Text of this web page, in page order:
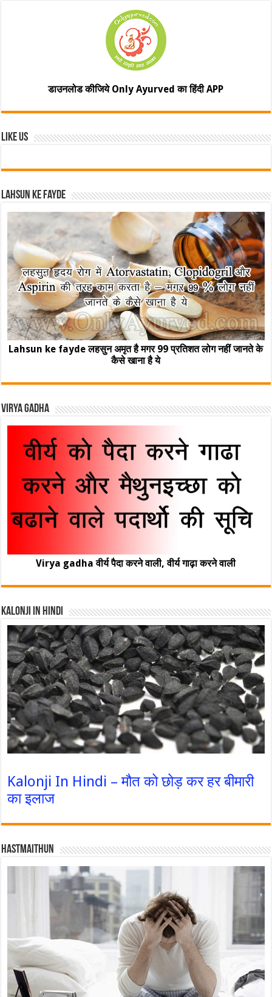
डाउनलोड कीजिये Only Ayurved का हिंदी APP
Like Us
Lahsun ke fayde
Lahsun ke fayde लहसुन अमृत है मगर 99 प्रतिशत लोग नहीं जानते के
कैसे खाना है ये
Virya Gadha
Virya gadha वीर्य पैदा करने वाली, वीर्य गाढ़ा करने वाली
Kalonji In Hindi
Kalonji In Hindi – मौत को छोड़ कर हर बीमारी
का इलाज
Hastmaithun